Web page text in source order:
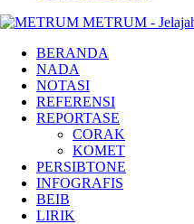
METRUM -
BERANDA
NADA
NOTASI
REFERENSI
REPORTASE
CORAK
KOMET
PERSIBTONE
INFOGRAFIS
BEIB
LIRIK